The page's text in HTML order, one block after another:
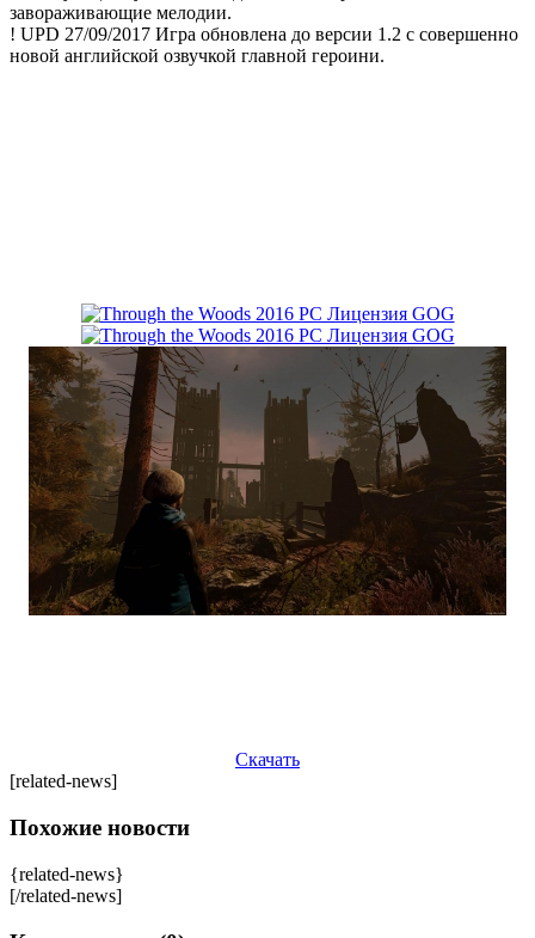
завораживающие мелодии.
! UPD 27/09/2017 Игра обновлена до версии 1.2 с совершенно
новой английской озвучкой главной героини.
Скачать
[related-news]
Похожие новости
{related-news}
[/related-news]